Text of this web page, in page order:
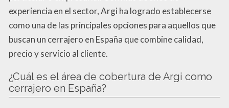
experiencia en el sector, Argi ha logrado establecerse
como una de las principales opciones para aquellos que
buscan un cerrajero en España que combine calidad,
precio y servicio al cliente.
¿Cuál es el área de cobertura de Argi como
cerrajero en España?